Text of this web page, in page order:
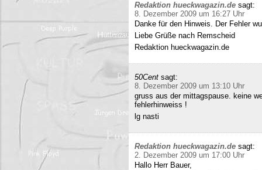
Redaktion hueckwagazin.de sagt:
8. Dezember 2009 um 16:27 Uhr
Danke für den Hinweis. Der Fehler
Liebe Grüße nach Remscheid
Redaktion hueckwagazin.de
50Cent sagt:
8. Dezember 2009 um 13:10 Uhr
gruss aus der mittagspause. keine
fehlerhinweiss !
lg nasti
Redaktion hueckwagazin.de sagt:
2. Dezember 2009 um 17:00 Uhr
Hallo Herr Bauer,